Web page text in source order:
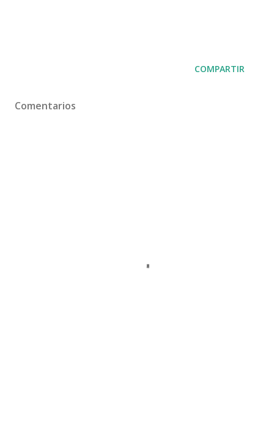
COMPARTIR
Comentarios